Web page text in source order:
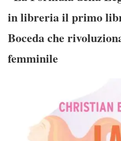
in libreria il primo
Boceda che
femminile